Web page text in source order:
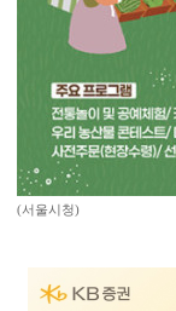
(서울시청)